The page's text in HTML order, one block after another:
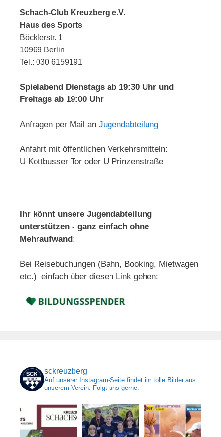
Schach-Club Kreuzberg e.V.
Haus des Sports
Böcklerstr. 1
10969 Berlin
Tel.: 030 6159191
Spielabend Dienstags ab 19:30 Uhr und
Freitags ab 19:00 Uhr
Anfragen per Mail an Jugendabteilung
Anfahrt mit öffentlichen Verkehrsmitteln:
U Kottbusser Tor oder U Prinzenstraße
Ihr könnt unsere Jugendabteilung
unterstützen - ganz einfach ohne
Mehraufwand:
Bei Reisebuchungen (Bahn, Booking, Mietwagen
etc.) einfach über diesen Link gehen:
sckreuzberg
Auf unserer Instagram-Seite findet ihr tolle Bilder aus
unserem Verein. Folgt uns gerne.